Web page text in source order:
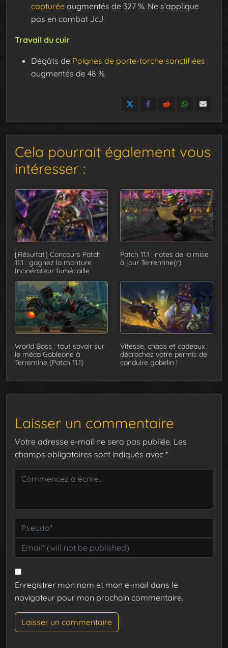
capturée augmentés de 327 %. Ne s’applique
pas en combat JcJ.
Travail du cuir
Dégâts de Poignes de porte-torche sanctifiées
augmentés de 48 %.
Cela pourrait également vous
intéresser :
[Résultat] Concours Patch
11.1 : gagnez la monture
Incinérateur fumécaille
Patch 11.1 : notes de la mise
à jour Terremine(r)
World Boss : tout savoir sur
le méca Gobleone à
Terremine (Patch 11.1)
Vitesse, chaos et cadeaux :
décrochez votre permis de
conduire gobelin !
Laisser un commentaire
Votre adresse e-mail ne sera pas publiée. Les
champs obligatoires sont indiqués avec *
Enregistrer mon nom et mon e-mail dans le
navigateur pour mon prochain commentaire.